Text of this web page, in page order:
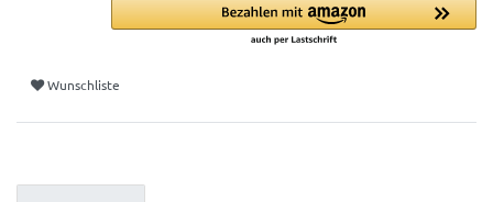
Wunschliste